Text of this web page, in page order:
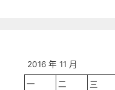
2016 年 11 月
一 二 三